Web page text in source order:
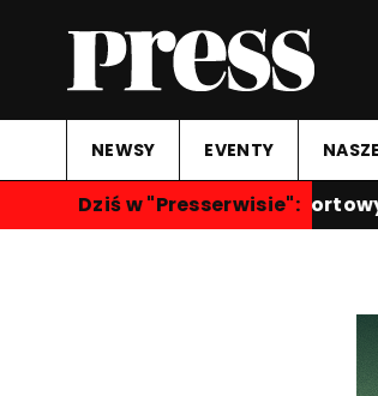
NEWSY EVENTY
Dziś w "Presserwisie":
"Przegląd Sportowy"|